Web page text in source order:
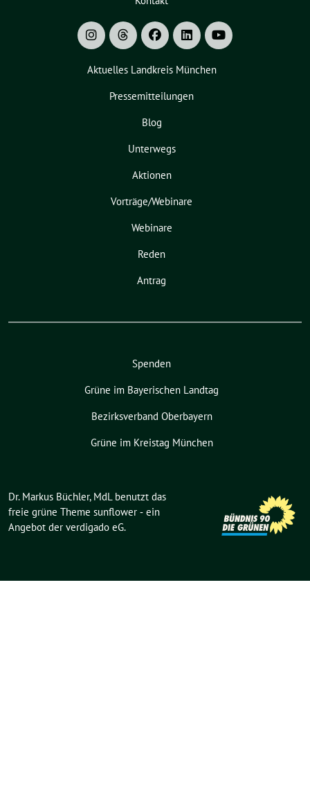
Aktuelles Landkreis München
Pressemitteilungen
Blog
Unterwegs
Aktionen
Vorträge/Webinare
Webinare
Reden
Antrag
Spenden
Grüne im Bayerischen Landtag
Bezirksverband Oberbayern
Grüne im Kreistag München
Dr. Markus Büchler, MdL benutzt das
freie grüne Theme sunflower ‐ ein
Angebot der verdigado eG.